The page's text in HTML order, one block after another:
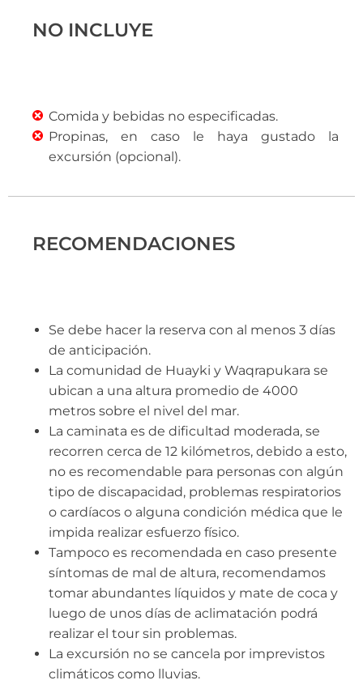
NO INCLUYE
Comida y bebidas no especificadas.
Propinas, en caso le haya gustado la
excursión (opcional).
RECOMENDACIONES
Se debe hacer la reserva con al menos 3 días
de anticipación.
La comunidad de Huayki y Waqrapukara se
ubican a una altura promedio de 4000
metros sobre el nivel del mar.
La caminata es de dificultad moderada, se
recorren cerca de 12 kilómetros, debido a esto,
no es recomendable para personas con algún
tipo de discapacidad, problemas respiratorios
o cardíacos o alguna condición médica que le
impida realizar esfuerzo físico.
Tampoco es recomendada en caso presente
síntomas de mal de altura, recomendamos
tomar abundantes líquidos y mate de coca y
luego de unos días de aclimatación podrá
realizar el tour sin problemas.
La excursión no se cancela por imprevistos
climáticos como lluvias.